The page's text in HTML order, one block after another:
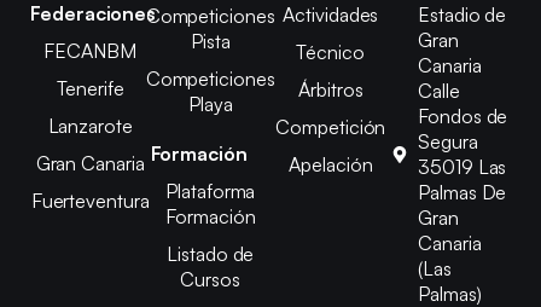
Federaciones
FECANBM
Tenerife
Lanzarote
Gran Canaria
Fuerteventura
Competiciones
Pista
Competiciones
Playa
Formación
Plataforma
Formación
Listado de
Cursos
Actividades
Técnico
Árbitros
Competición
Apelación
Estadio de
Gran
Canaria
Calle
Fondos de
Segura
35019 Las
Palmas De
Gran
Canaria
(Las
Palmas)